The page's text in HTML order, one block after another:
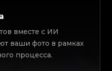
вместе с ИИ
ваши фото в рамках
процесса.